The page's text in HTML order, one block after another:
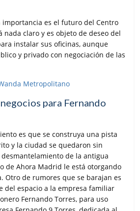
es el futuro del Centro
nada claro y es objeto de deseo del
instalar sus oficinas, aunque
y privado con negociación de las
para Fernando
es que se construya una pista
y la ciudad se quedaron sin
de la antigua
de Ahora Madrid le está otorgando
Otro de rumores que se barajan es
del espacio a la empresa familiar
Fernando Torres, para uso